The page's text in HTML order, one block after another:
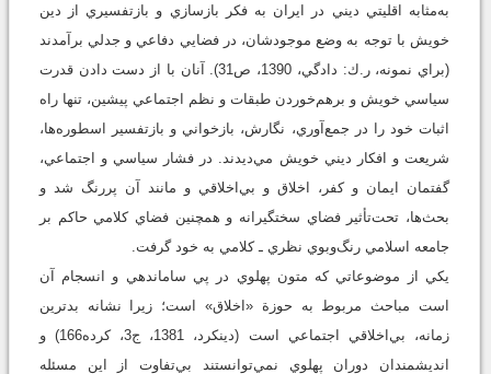
به‌مثابه اقليتي ديني در ايران به فکر بازسازي و بازتفسيري از دين
خويش با توجه به وضع موجودشان، در فضايي دفاعي و جدلي برآمدند
(براي نمونه، ر.ك: دادگي، 1390، ص31). آنان با از دست دادن قدرت
سياسي خويش و برهم‌خوردن طبقات و نظم اجتماعي پيشين، تنها راه
اثبات خود را در جمع‌آوري، نگارش، بازخواني و بازتفسير اسطوره‌ها،
شريعت و افکار ديني خويش مي‌ديدند. در فشار سياسي و اجتماعي،
گفتمان ايمان و کفر، اخلاق و بي‌اخلاقي و مانند آن پررنگ شد و
بحث‌ها، تحت‌تأثير فضاي سختگيرانه و همچنين فضاي کلامي حاکم بر
جامعه اسلامي رنگ‌وبوي نظري ـ کلامي به خود گرفت.
يکي از موضوعاتي که متون پهلوي در پي ساماندهي و انسجام آن
است مباحث مربوط به حوزة «اخلاق» است؛ زيرا نشانه بدترين
زمانه، بي‌اخلاقي اجتماعي است (دينکرد، 1381، ج3، کرده166) و
انديشمندان دوران پهلوي نمي‌توانستند بي‌تفاوت از اين مسئله